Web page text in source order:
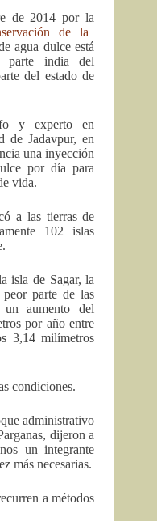
de 2014 por la
de la
agua dulce está
india del
del estado de
y experto en
de Jadavpur, en
una inyección
por día para
vida.
a las tierras de
102 islas
isla de Sagar, la
parte de las
un aumento del
por año entre
3,14 milímetros
condiciones.
administrativo
dijeron a
un integrante
más necesarias.
a métodos